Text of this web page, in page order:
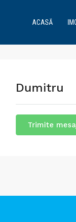
ACASĂ
Dumitru
Trimite